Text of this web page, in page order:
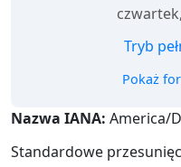
Tryb
Pokaż
Nazwa IANA: America/
Standardowe